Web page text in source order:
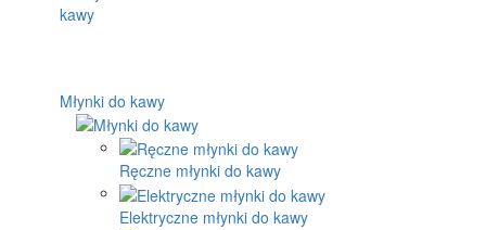
Młynki do kawy
Ręczne młynki do kawy
Elektryczne młynki do kawy